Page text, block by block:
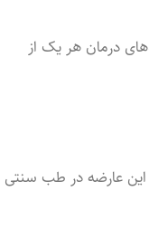
درمان هر یک از
این عارضه در طب سنتی